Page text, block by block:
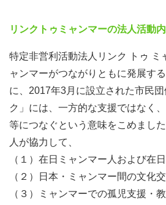
リンクトゥミャンマーの法人活動
特定非営利活動法人リンク トゥ ミ
ャンマーがつながりともに発展す
に、2017年3月に設立された市民
ク」には、一方的な支援ではなく
等につなぐという意味をこめまし
人が協力して、
（１）在日ミャンマー人および在
（２）日本・ミャンマー間の文化
（３）ミャンマーでの孤児支援・